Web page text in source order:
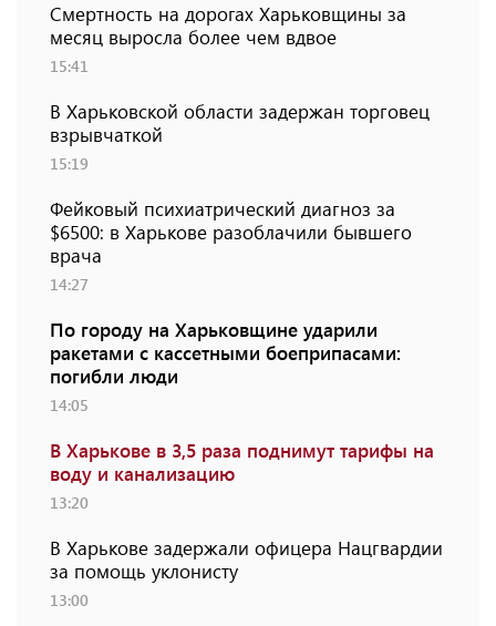
Смертность на дорогах Харьковщины за
месяц выросла более чем вдвое
15:41
В Харьковской области задержан торговец
взрывчаткой
15:19
Фейковый психиатрический диагноз за
$6500: в Харькове разоблачили бывшего
врача
14:27
По городу на Харьковщине ударили
ракетами с кассетными боеприпасами:
погибли люди
14:05
В Харькове в 3,5 раза поднимут тарифы на
воду и канализацию
13:20
В Харькове задержали офицера Нацгвардии
за помощь уклонисту
13:00